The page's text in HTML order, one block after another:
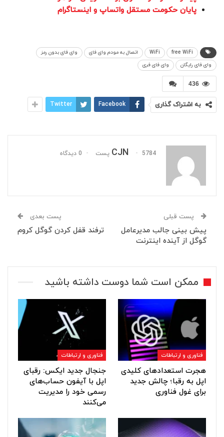
پایان حکومت مستقل واتساپ و اینستاگرام
free WiFi
WiFi اتصال به مودم وای فای
وای فای بدون رمز
وای فای رایگان
وای فای فری
436
به اشتراک گذاری Facebook
Twitter
CJN 5784 پست 0 دیدگاه
پست قبلی
پیش بینی جالب مدیرعامل
گوگل از آینده اینترنت
پست بعدی
ترفند قفل کردن گوگل کروم
ممکن است شما دوست داشته باشید
فناوری و ارتباطات
هجرت استعدادهای کلیدی
اپل به رقبا؛ چالش جدید
برای غول فناوری
فناوری و ارتباطات
جنجال جدید ایکس: رقبای
اپل با آیفون حساب‌های
رسمی خود را مدیریت
می‌کنند